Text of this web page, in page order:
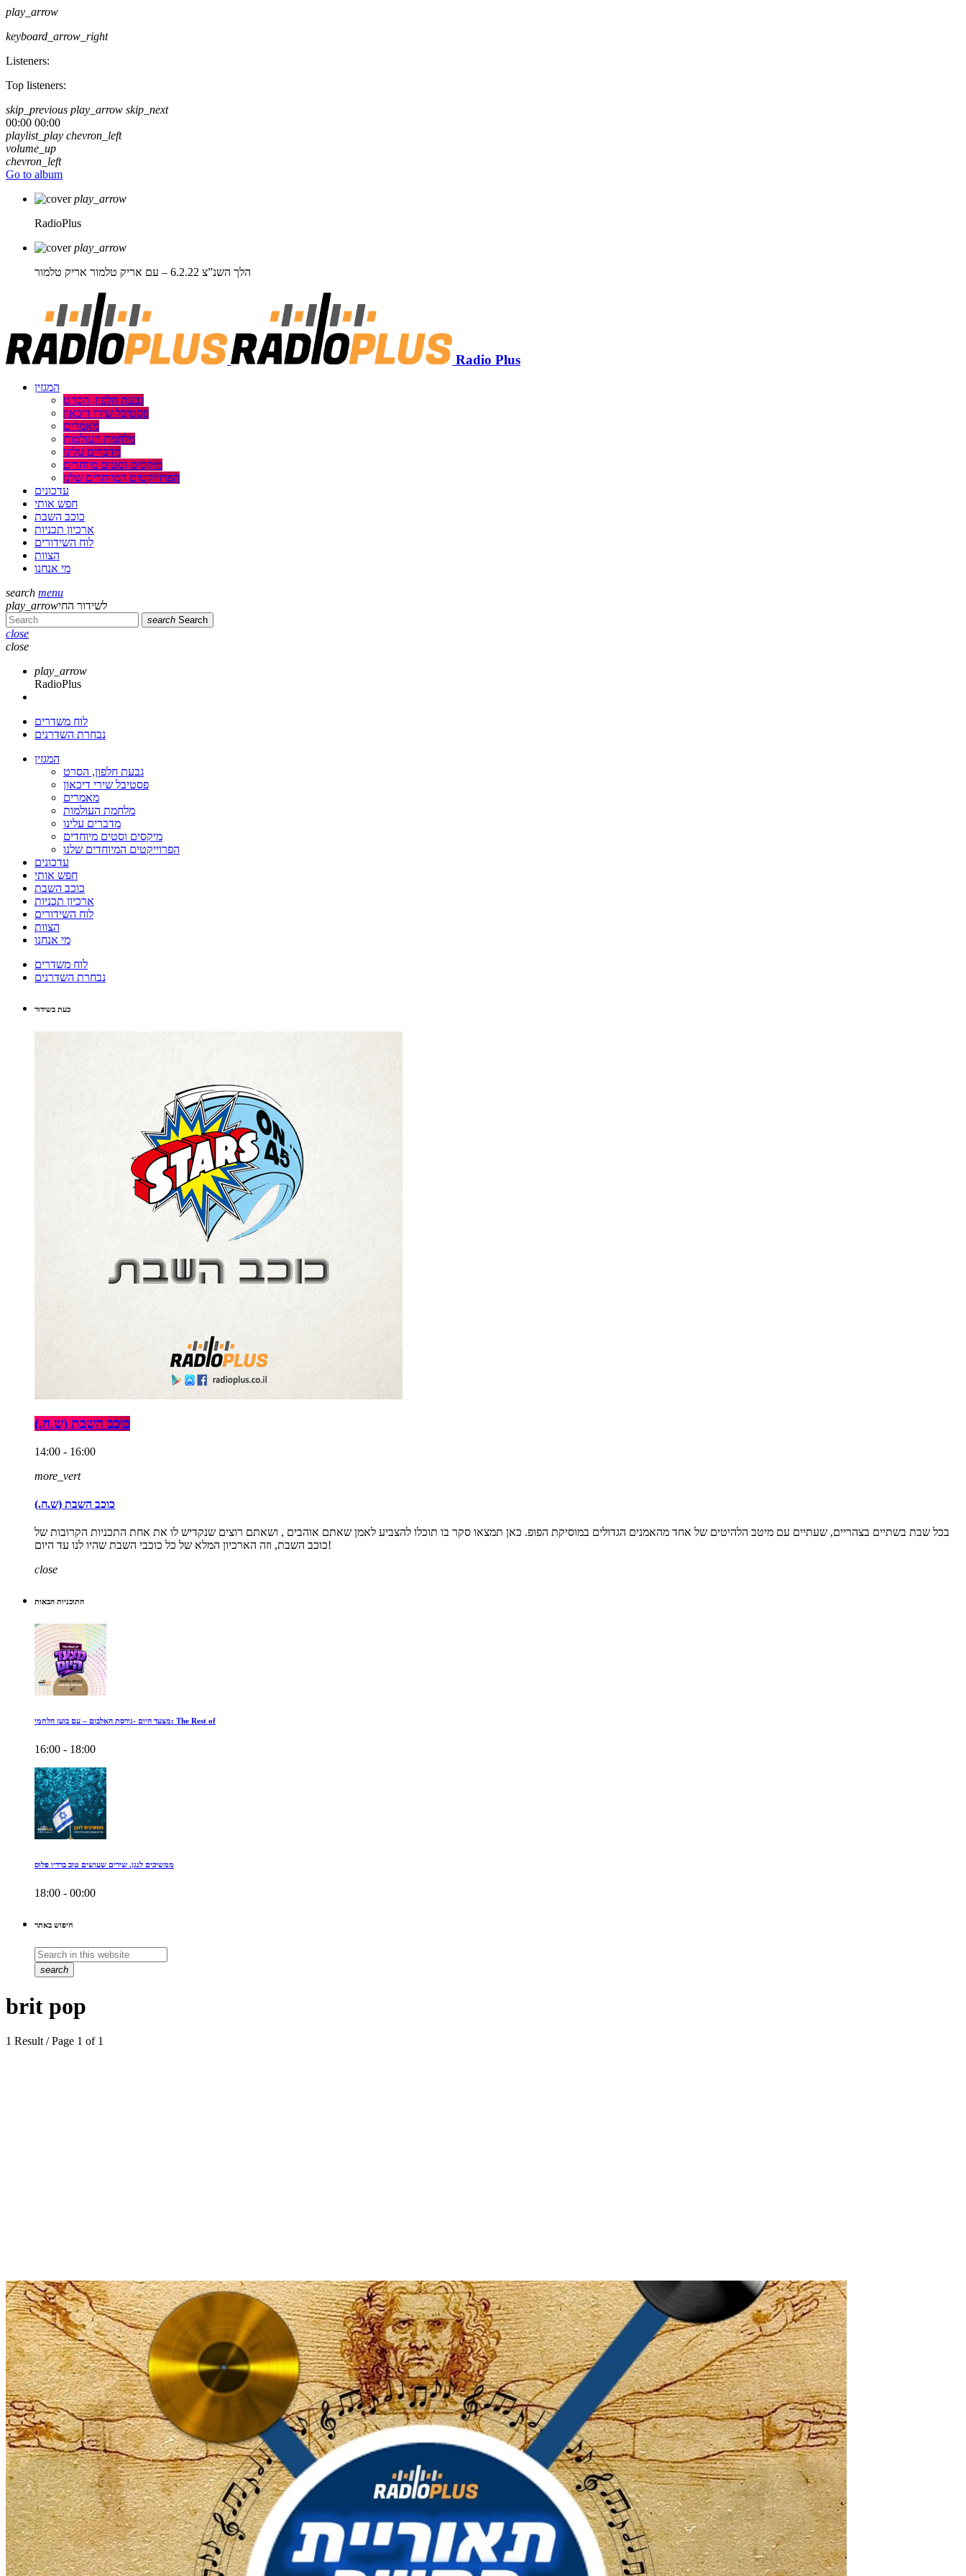
play_arrow
keyboard_arrow_right
Listeners:
Top listeners:
skip_previous play_arrow skip_next
00:00 00:00
playlist_play chevron_left
volume_up
chevron_left
Go to album
play_arrow
RadioPlus
play_arrow
הלך השנ”צ 6.2.22 – עם אריק טלמור
אריק טלמור
Radio Plus
המגזין
גבעת חלפון, הסרט
פסטיבל שירי דיכאון
מאמרים
מלחמת העולמות
מדברים עלינו
מיקסים וסטים מיוחדים
הפרוייקטים המיוחדים שלנו
עדכונים
חפש אותי
כוכב השבת
ארכיון תכניות
לוח השידורים
הצוות
מי אנחנו
search menu
play_arrowלשידור החי
search Search
close
close
play_arrow
RadioPlus
לוח משדרים
נבחרת השדרנים
המגזין
גבעת חלפון, הסרט
פסטיבל שירי דיכאון
מאמרים
מלחמת העולמות
מדברים עלינו
מיקסים וסטים מיוחדים
הפרוייקטים המיוחדים שלנו
עדכונים
חפש אותי
כוכב השבת
ארכיון תכניות
לוח השידורים
הצוות
מי אנחנו
לוח משדרים
נבחרת השדרנים
כעת בשידור
כוכב השבת (ש.ח.)
14:00 - 16:00
more_vert
כוכב השבת (ש.ח.)
בכל שבת בשתיים בצהריים, שעתיים עם מיטב הלהיטים של אחד מהאמנים הגדולים במוסיקת הפופ. כאן תמצאו סקר בו תוכלו להצביע לאמן שאתם אוהבים , ושאתם רוצים שנקדיש לו את אחת התכניות הקרובות של
כוכב השבת, וזה הארכיון המלא של כל כוכבי השבת שהיו לנו עד היום!
close
התוכניות הבאות
מצעד היום -גירסת האלבום – עם בועז הלחמי: The Rest of
16:00 - 18:00
ממשיכים לנגן. שירים שעושים טוב ברדיו פלוס
18:00 - 00:00
חיפוש באתר
search
brit pop
1 Result / Page 1 of 1